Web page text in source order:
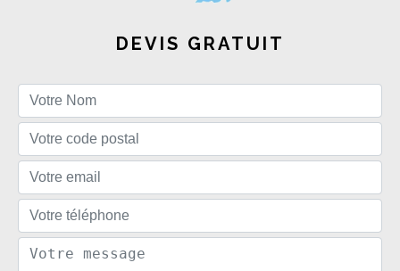
DEVIS GRATUIT